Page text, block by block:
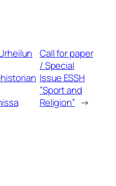
Call for paper
/ Special
Issue ESSH
”Sport and
Religion” →